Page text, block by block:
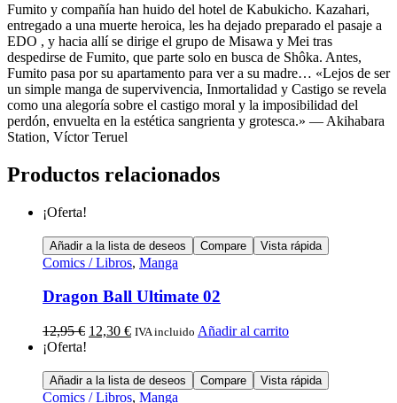
Fumito y compañía han huido del hotel de Kabukicho. Kazahari,
entregado a una muerte heroica, les ha dejado preparado el pasaje a
EDO , y hacia allí se dirige el grupo de Misawa y Mei tras
despedirse de Fumito, que parte solo en busca de Shôka. Antes,
Fumito pasa por su apartamento para ver a su madre… «Lejos de ser
un simple manga de supervivencia, Inmortalidad y Castigo se revela
como una alegoría sobre el castigo moral y la imposibilidad del
perdón, envuelta en la estética sangrienta y grotesca.» — Akihabara
Station, Víctor Teruel
Productos relacionados
¡Oferta!
Añadir a la lista de deseos Compare Vista rápida
Comics / Libros, Manga
Dragon Ball Ultimate 02
12,95€ 12,30 € IVA incluido Añadir al carrito
¡Oferta!
Añadir a la lista de deseos Compare Vista rápida
Comics / Libros, Manga